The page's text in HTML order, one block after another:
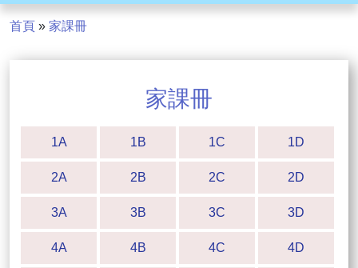
首頁 » 家課冊
家課冊
1A 1B 1C 1D
2A 2B 2C 2D
3A 3B 3C 3D
4A 4B 4C 4D